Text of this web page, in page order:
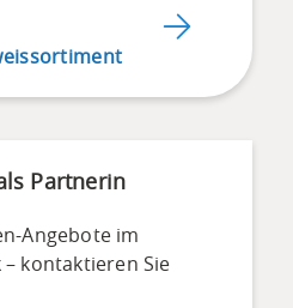
Partnerin
Angebote im
kontaktieren Sie